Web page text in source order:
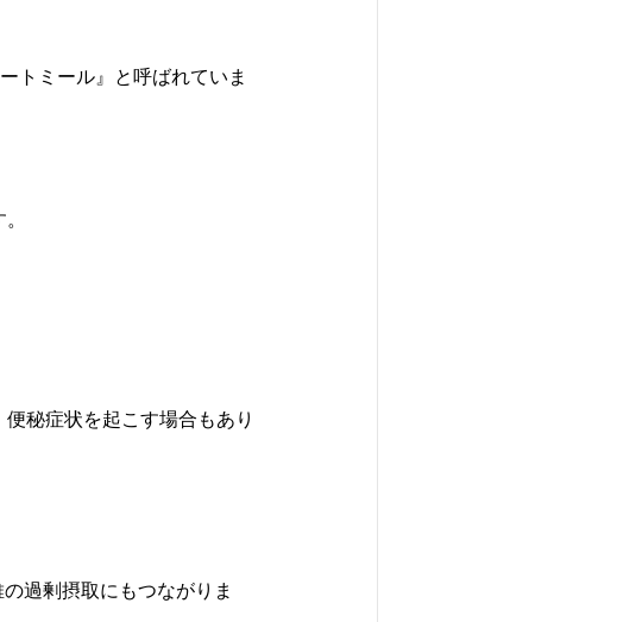
トミール』と呼ばれていま
秘症状を起こす場合もあり